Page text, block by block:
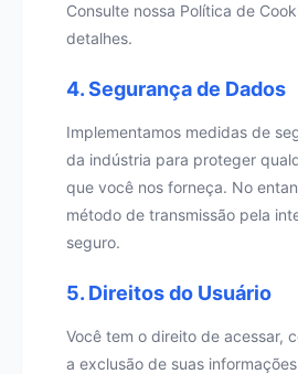
Consulte nossa Política de
detalhes.
4. Segurança de Dados
Implementamos medidas de
da indústria para proteger
que você nos forneça. No
método de transmissão pela
seguro.
5. Direitos do Usuário
Você tem o direito de acessar,
a exclusão de suas